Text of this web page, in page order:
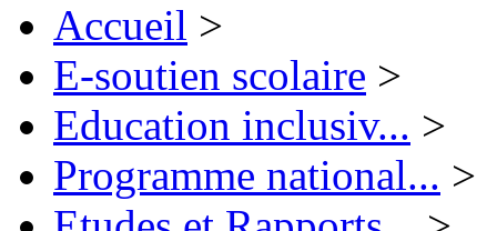
Accueil >
E-soutien scolaire >
Education inclusiv... >
Programme national... >